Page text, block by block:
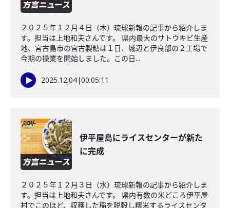
２０２５年１２月４日（木）琉球新報の記事から紹介しま
す。担当は上地和夫さんです。 県内最大のサトウキビ生産
地、宮古島市の宮古製糖は１日、城辺と伊良部の２工場で
今期の操業を開始しました。この日...
2025.12.04|00:05:11
伊平屋島にライスセンターが新た
に完成
２０２５年１２月３日（水）琉球新報の記事から紹介しま
す。担当は上地和夫さんです。 県内有数の米どころ伊平屋
村でこのほど、収穫した稲を脱穀し精米するライスセンタ